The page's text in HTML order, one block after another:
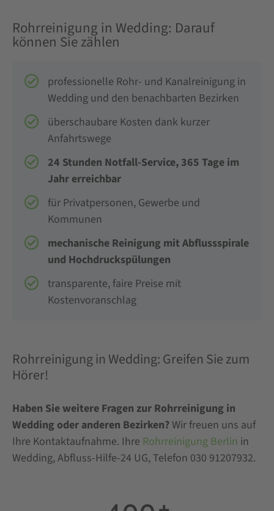
Rohrreinigung in Wedding: Darauf
können Sie zählen
professionelle Rohr- und Kanalreinigung in
Wedding und den benachbarten Bezirken
überschaubare Kosten dank kurzer
Anfahrtswege
24 Stunden Notfall-Service, 365 Tage im
Jahr erreichbar
für Privatpersonen, Gewerbe und
Kommunen
mechanische Reinigung mit Abflussspirale
und Hochdruckspülungen
transparente, faire Preise mit
Kostenvoranschlag
Rohrreinigung in Wedding: Greifen Sie zum
Hörer!
Haben Sie weitere Fragen zur Rohrreinigung in
Wedding oder anderen Bezirken?Wir freuen uns auf
Ihre Kontaktaufnahme. Ihre Rohrreinigung Berlin in
Wedding, Abfluss-Hilfe-24 UG, Telefon 030 91207932.